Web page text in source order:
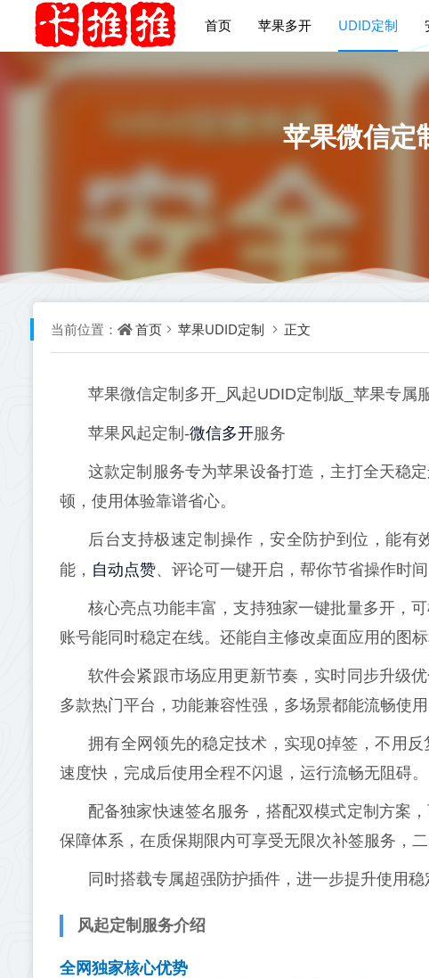
首页 苹果多开 UDID定制
苹果微信定
当前位置： 首页 苹果UDID定制 正文
苹果微信定制多开_风起UDID定制版_苹果专属
苹果风起定制-微信多开服务
这款定制服务专为苹果设备打造，主打全天稳
顿，使用体验靠谱省心。
后台支持极速定制操作，安全防护到位，能
能， 自动点赞、评论可一键开启，帮你节省操作时
核心亮点功能丰富，支持独家一键批量多开，
账号能同时稳定在线。还能自主修改桌面应用的图
软件会紧跟市场应用更新节奏，实时同步升级
多款热门平台，功能兼容性强，多场景都能流畅使用
拥有全网领先的稳定技术，实现0掉签，不用
速度快，完成后使用全程不闪退，运行流畅无阻碍。
配备独家快速签名服务，搭配双模式定制方案
保障体系，在质保期限内可享受无限次补签服务，
同时搭载专属超强防护插件，进一步提升使用
风起定制服务介绍
全网独家核心优势